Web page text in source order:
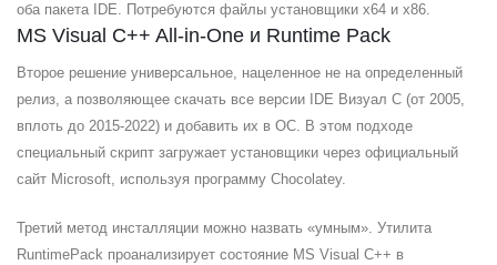
оба пакета IDE. Потребуются файлы установщики x64 и x86.
MS Visual C++ All-in-One и Runtime Pack
Второе решение универсальное, нацеленное не на определенный
релиз, а позволяющее скачать все версии IDE Визуал С (от 2005,
вплоть до 2015-2022) и добавить их в ОС. В этом подходе
специальный скрипт загружает установщики через официальный
сайт Microsoft, используя программу Chocolatey.
Третий метод инсталляции можно назвать «умным». Утилита
RuntimePack проанализирует состояние MS Visual C++ в